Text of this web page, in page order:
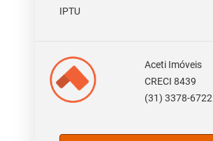
IPTU
Aceti Imóveis
CRECI 8439
(31) 3378-6722